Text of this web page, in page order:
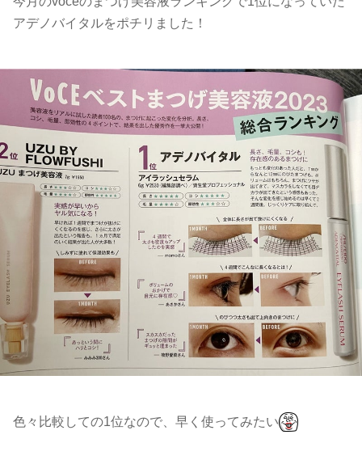
アデノバイタルをポチリました！
色々比較しての1位なので、早く使ってみたい